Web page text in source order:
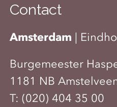
Contact
Amsterdam |
Burgemeester
1181 NB
T:(020) 404 35 00